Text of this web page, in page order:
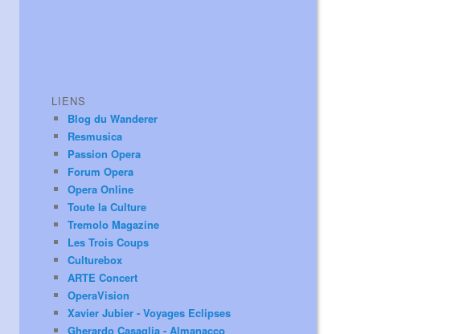
LIENS
Blog du Wanderer
Resmusica
Passion Opera
Forum Opera
Opera Online
Toute la Culture
Tremolo Magazine
Les Trois Coups
Culturebox
ARTE Concert
OperaVision
Xavier Jubier - Voyages Eclipses
Gherardo Casaglia - Almanacco